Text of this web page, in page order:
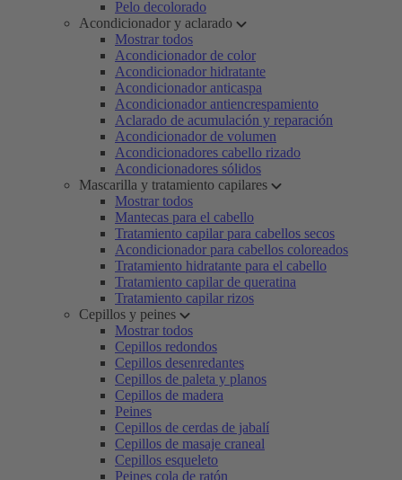
Pelo decolorado
Acondicionador y aclarado
Mostrar todos
Acondicionador de color
Acondicionador hidratante
Acondicionador anticaspa
Acondicionador antiencrespamiento
Aclarado de acumulación y reparación
Acondicionador de volumen
Acondicionadores cabello rizado
Acondicionadores sólidos
Mascarilla y tratamiento capilares
Mostrar todos
Mantecas para el cabello
Tratamiento capilar para cabellos secos
Acondicionador para cabellos coloreados
Tratamiento hidratante para el cabello
Tratamiento capilar de queratina
Tratamiento capilar rizos
Cepillos y peines
Mostrar todos
Cepillos redondos
Cepillos desenredantes
Cepillos de paleta y planos
Cepillos de madera
Peines
Cepillos de cerdas de jabalí
Cepillos de masaje craneal
Cepillos esqueleto
Peines cola de ratón